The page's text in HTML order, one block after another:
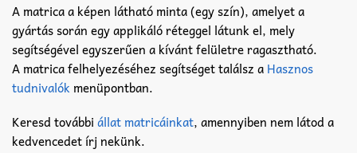
A matrica a képen látható minta (egy szín), amelyet a
gyártás során egy applikáló réteggel látunk el, mely
segítségével egyszerűen a kívánt felületre ragasztható.
A matrica felhelyezéséhez segítséget találsz a Hasznos
tudnivalók menüpontban.
Keresd további állat matricáinkat, amennyiben nem látod a
kedvencedet írj nekünk.